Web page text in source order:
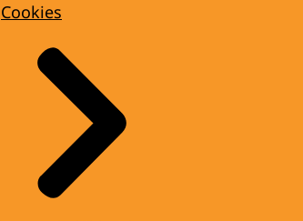
Cookies